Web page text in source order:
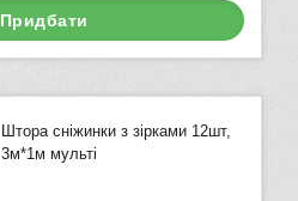
Придбати
Штора сніжинки з зірками 12шт,
3м*1м мульті